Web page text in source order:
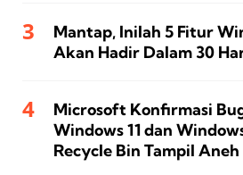
Mantap, Inilah 5 Fitur
Akan Hadir Dalam 30
Microsoft Konfirmasi
Windows 11 dan
Recycle Bin Tampil Aneh